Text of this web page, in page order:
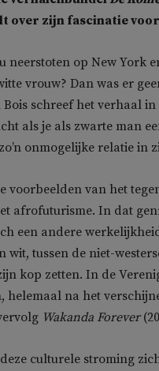
over zijn fascinatie
neerstoten op New York
vrouw? Dan was er
schreef het verhaal in
als je als zwarte man
onmogelijke relatie in
voorbeelden van het
afrofuturisme. In dat
een andere
wit, tussen de niet-
kop zetten. In de
helemaal na het
Wakanda Forever
culturele stroming